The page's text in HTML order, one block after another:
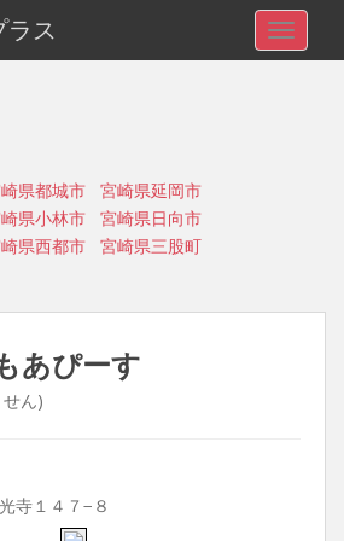
ラス
県都城市
宮崎県延岡市
県小林市
宮崎県日向市
県西都市
宮崎県三股町
あぴーす
ん)
寺１４７−８